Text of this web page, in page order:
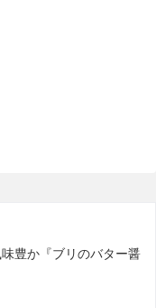
味豊か『ブリのバター醤